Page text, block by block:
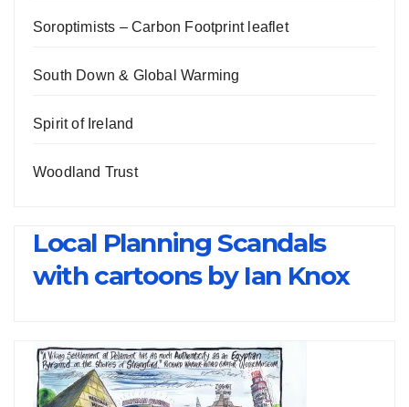
Soroptimists – Carbon Footprint leaflet
South Down & Global Warming
Spirit of Ireland
Woodland Trust
Local Planning Scandals
with cartoons by Ian Knox